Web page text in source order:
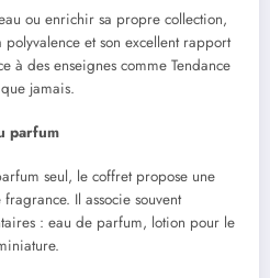
ou enrichir sa propre collection,
et son excellent rapport
à des enseignes comme Tendance
jamais.
parfum
seul, le coffret propose une
Il associe souvent
: eau de parfum, lotion pour le